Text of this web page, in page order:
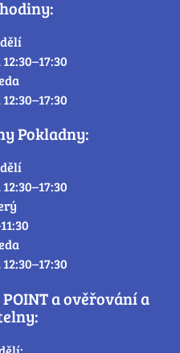
Pokladny:
a ověřování a